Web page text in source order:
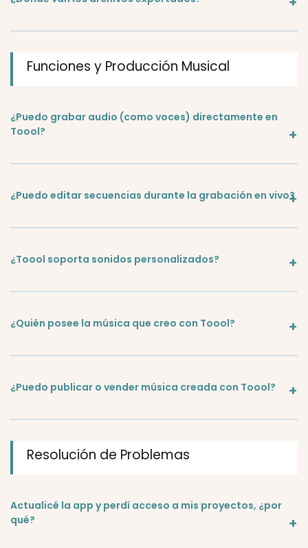
Funciones y Producción Musical
¿Puedo grabar audio (como voces) directamente en
Toool?
¿Puedo editar secuencias durante la grabación en vivo?
¿Toool soporta sonidos personalizados?
¿Quién posee la música que creo con Toool?
¿Puedo publicar o vender música creada con Toool?
Resolución de Problemas
Actualicé la app y perdí acceso a mis proyectos, ¿por
qué?